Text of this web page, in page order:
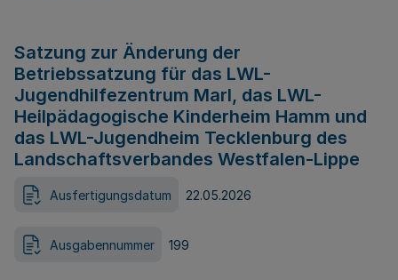
Satzung zur Änderung der
Betriebssatzung für das LWL-
Jugendhilfezentrum Marl, das LWL-
Heilpädagogische Kinderheim Hamm und
das LWL-Jugendheim Tecklenburg des
Landschaftsverbandes Westfalen-Lippe
Ausfertigungsdatum 22.05.2026
Ausgabennummer 199